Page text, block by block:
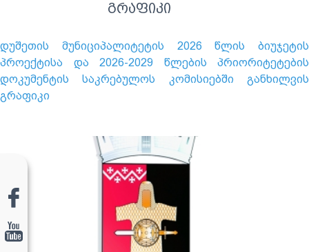
გრაფიკი
დუშეთის მუნიციპალიტეტის 2026 წლის ბიუჯეტის
პროექტისა და 2026-2029 წლების პრიორიტეტების
დოკუმენტის საკრებულოს კომისიებში განხილვის
გრაფიკი